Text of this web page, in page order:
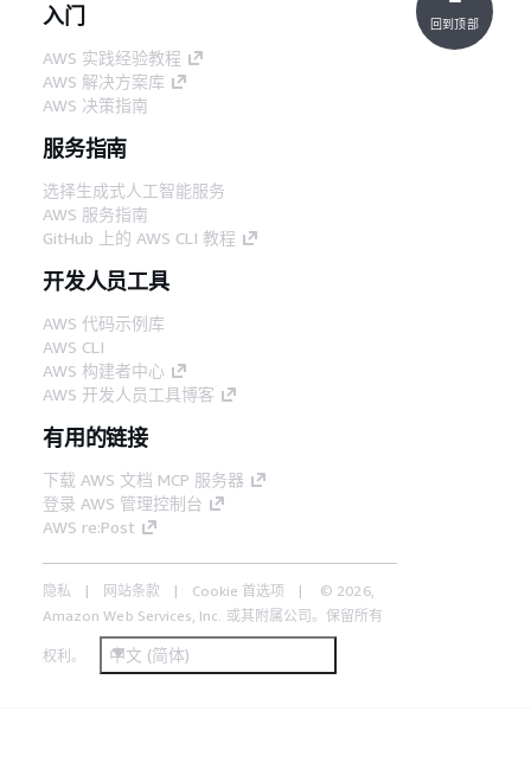
入门
AWS 实践经验教程
AWS 解决方案库
AWS 决策指南
服务指南
选择生成式人工智能服务
AWS 服务指南
GitHub 上的 AWS CLI 教程
开发人员工具
AWS 代码示例库
AWS CLI
AWS 构建者中心
AWS 开发人员工具博客
有用的链接
下载 AWS 文档 MCP 服务器
登录 AWS 管理控制台
AWS re:Post
隐私 网站条款 Cookie 首选项
© 2026,
Amazon Web Services, Inc. 或其附属公司。保留所有
权利。 中文 (简体)
回到顶部